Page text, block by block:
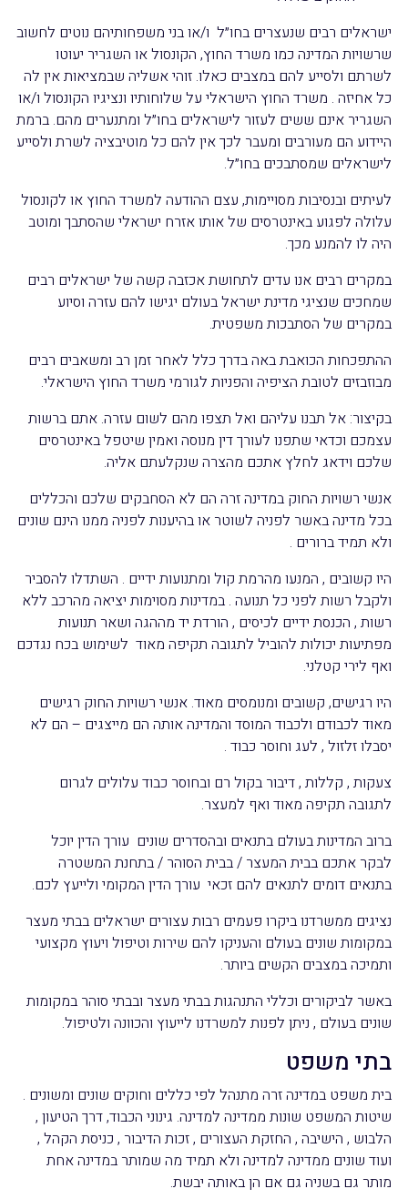
ישראלים רבים שנעצרים בחו״ל ו/או בני משפחותיהם נוטים לחשוב
שרשויות המדינה כמו משרד החוץ, הקונסול או השגריר יעוטו
לשרתם ולסייע להם במצבים כאלו. זוהי אשליה שבמציאות אין לה
כל אחיזה . משרד החוץ הישראלי על שלוחותיו ונציגיו הקונסול ו/או
השגריר אינם ששים לעזור לישראלים בחו״ל ומתנערים מהם. ברמת
היידוע הם מעורבים ומעבר לכך אין להם כל מוטיבציה לשרת ולסייע
לישראלים שמסתבכים בחו״ל.
לעיתים ובנסיבות מסויימות, עצם ההודעה למשרד החוץ או לקונסול
עלולה לפגוע באינטרסים של אותו אזרח ישראלי שהסתבך ומוטב
היה לו להמנע מכך.
במקרים רבים אנו עדים לתחושת אכזבה קשה של ישראלים רבים
שמחכים שנציגי מדינת ישראל בעולם יגישו להם עזרה וסיוע
במקרים של הסתבכות משפטית.
ההתפכחות הכואבת באה בדרך כלל לאחר זמן רב ומשאבים רבים
מבוזבזים לטובת הציפיה והפניות לגורמי משרד החוץ הישראלי.
בקיצור: אל תבנו עליהם ואל תצפו מהם לשום עזרה. אתם ברשות
עצמכם וכדאי שתפנו לעורך דין מנוסה ואמין שיטפל באינטרסים
שלכם וידאג לחלץ אתכם מהצרה שנקלעתם אליה.
אנשי רשויות החוק במדינה זרה הם לא הסחבקים שלכם והכללים
בכל מדינה באשר לפניה לשוטר או בהיענות לפניה ממנו הינם שונים
ולא תמיד ברורים .
היו קשובים , המנעו מהרמת קול ומתנועות ידיים . השתדלו להסביר
ולקבל רשות לפני כל תנועה . במדינות מסוימות יציאה מהרכב ללא
רשות , הכנסת ידיים לכיסים , הורדת יד מההגה ושאר תנועות
מפתיעות יכולות להוביל לתגובה תקיפה מאוד לשימוש בכח נגדכם
ואף לירי קטלני.
היו רגישים, קשובים ומנומסים מאוד. אנשי רשויות החוק רגישים
מאוד לכבודם ולכבוד המוסד והמדינה אותה הם מייצגים – הם לא
יסבלו זלזול , לעג וחוסר כבוד .
צעקות , קללות , דיבור בקול רם ובחוסר כבוד עלולים לגרום
לתגובה תקיפה מאוד ואף למעצר.
ברוב המדינות בעולם בתנאים ובהסדרים שונים עורך הדין יוכל
לבקר אתכם בבית המעצר / בבית הסוהר / בתחנת המשטרה
בתנאים דומים לתנאים להם זכאי עורך הדין המקומי ולייעץ לכם.
נציגים ממשרדנו ביקרו פעמים רבות עצורים ישראלים בבתי מעצר
במקומות שונים בעולם והעניקו להם שירות וטיפול ויעוץ מקצועי
ותמיכה במצבים הקשים ביותר.
באשר לביקורים וכללי התנהגות בבתי מעצר ובבתי סוהר במקומות
שונים בעולם , ניתן לפנות למשרדנו לייעוץ והכוונה ולטיפול.
בתי משפט
בית משפט במדינה זרה מתנהל לפי כללים וחוקים שונים ומשונים .
שיטות המשפט שונות ממדינה למדינה. גינוני הכבוד, דרך הטיעון ,
הלבוש , הישיבה , החזקת העצורים , זכות הדיבור , כניסת הקהל ,
ועוד שונים ממדינה למדינה ולא תמיד מה שמותר במדינה אחת
מותר גם בשניה גם אם הן באותה יבשת.